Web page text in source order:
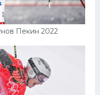
Пекин 2022